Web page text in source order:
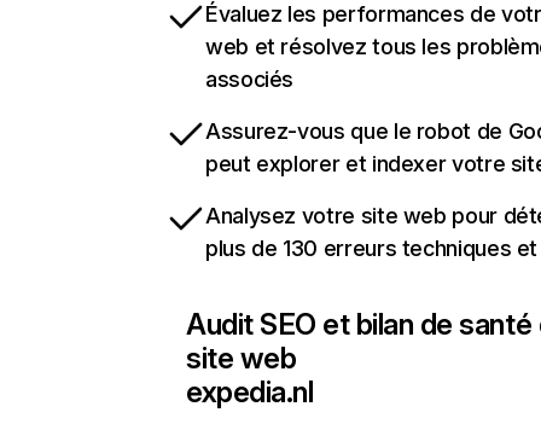
Évaluez les performances de
web et résolvez tous les
associés
Assurez-vous que le robot de
peut explorer et indexer votre
Analysez votre site web pour
plus de 130 erreurs techniques et
Audit SEO et bilan de santé
site web
expedia.nl